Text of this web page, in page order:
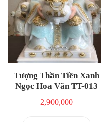
Tượng Thần Tiền Xanh
Ngọc Hoa Văn TT-013
2,900,000